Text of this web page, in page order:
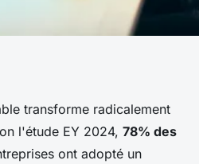
: le logiciel
pme idéal
transforme radicalement
l'étude EY 2024, 78% des
ont adopté un